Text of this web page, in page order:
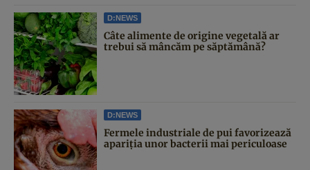
D:NEWS
Câte alimente de origine vegetală ar
trebui să mâncăm pe săptămână?
D:NEWS
Fermele industriale de pui favorizează
apariția unor bacterii mai periculoase